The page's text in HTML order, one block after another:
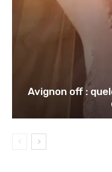
Avignon off :